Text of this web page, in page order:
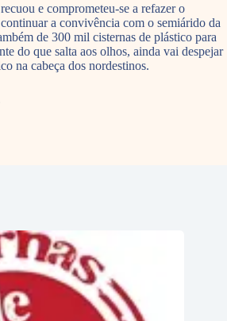
e comprometeu-se a refazer o
a convivência com o semiárido da
de 300 mil cisternas de plástico para
do que salta aos olhos, ainda vai despejar
na cabeça dos nordestinos.